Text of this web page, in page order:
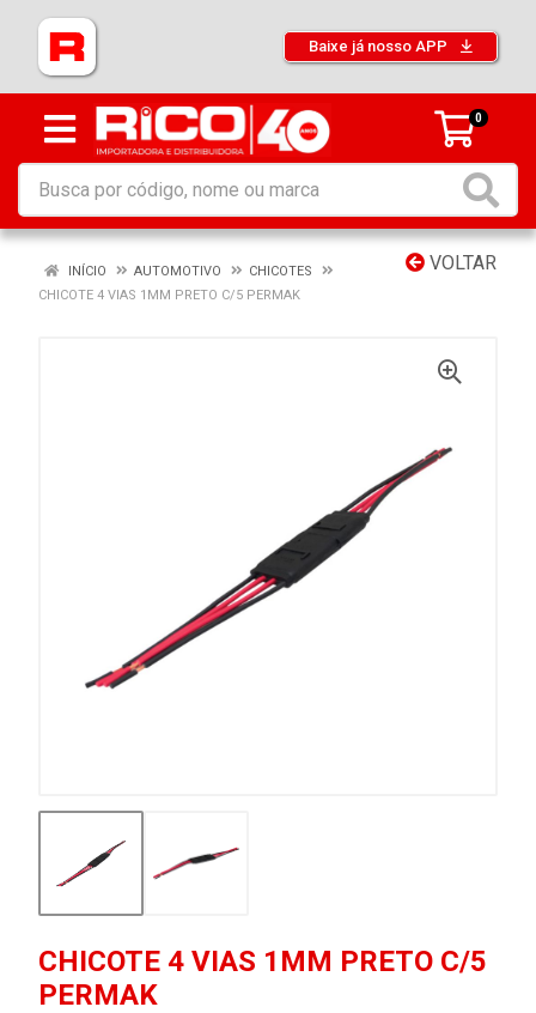
Baixe já nosso APP
0
VOLTAR
INÍCIO AUTOMOTIVO
CHICOTES
CHICOTE 4 VIAS 1MM PRETO C/5 PERMAK
CHICOTE 4 VIAS 1MM PRETO C/5
PERMAK